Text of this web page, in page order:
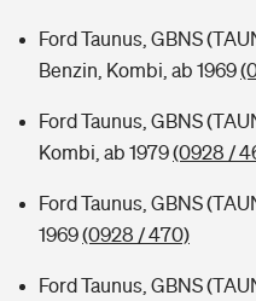
Ford Taunus, GBNS
Benzin, Kombi, ab 1969
Ford Taunus, GBNS
Kombi, ab 1979(0928 /
Ford Taunus, GBNS
1969(0928 / 470)
Ford Taunus, GBNS